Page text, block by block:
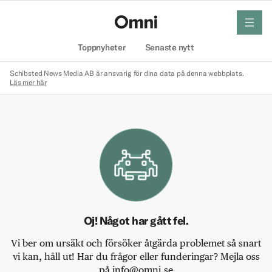
Toppnyheter Senaste nytt
meny
Schibsted News Media AB är ansvarig för dina data på denna webbplats.
Läs mer här
Oj! Något har gått fel.
Vi ber om ursäkt och försöker åtgärda problemet så snart
vi kan, håll ut! Har du frågor eller funderingar? Mejla oss